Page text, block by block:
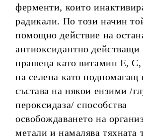
ферменти, които
радикали. По този начин
помощно действие на
антиоксидантно действащи
прашеца като витамин Е,
на селена като подпомагащ
състава на някои ензими /
пероксидаза/ способства
освобождаването на
метали и намалява тяхната